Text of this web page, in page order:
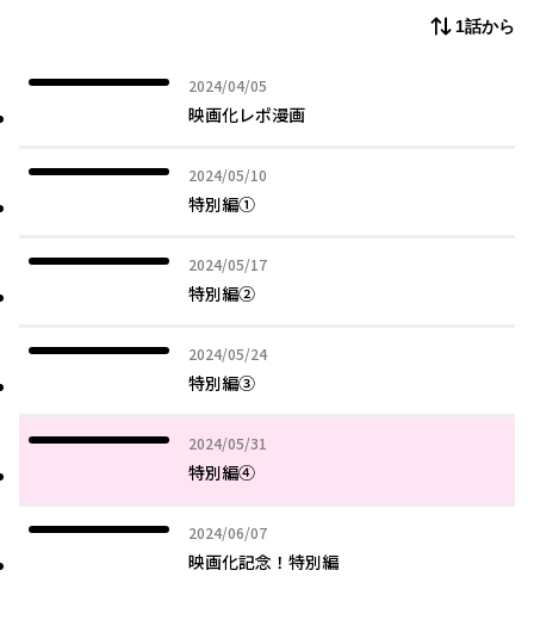
1話から
2024/04/05
2024年04月05日
映画化レポ漫画
2024/05/10
2024年05月10日
特別編①
2024/05/17
2024年05月17日
特別編②
2024/05/24
2024年05月24日
特別編③
2024/05/31
2024年05月31日
特別編④
2024/06/07
2024年06月07日
映画化記念！特別編